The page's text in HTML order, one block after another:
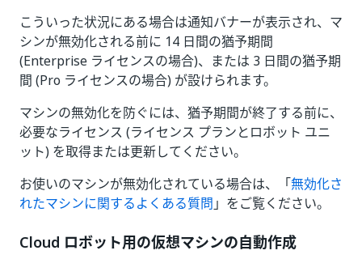
こういった状況にある場合は通知バナーが表示され、マ
シンが無効化される前に 14 日間の猶予期間
(Enterprise ライセンスの場合)、または 3 日間の猶予期
間 (Pro ライセンスの場合) が設けられます。
マシンの無効化を防ぐには、猶予期間が終了する前に、
必要なライセンス (ライセンス プランとロボット ユニ
ット) を取得または更新してください。
お使いのマシンが無効化されている場合は、「無効化さ
れたマシンに関するよくある質問 」をご覧ください。
Cloud ロボット用の仮想マシンの自動作成